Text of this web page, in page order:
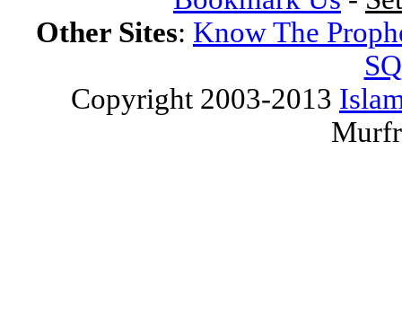
Other Sites: Know The
Copyright 2003-2013